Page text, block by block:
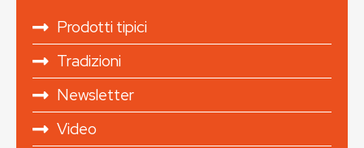
Prodotti tipici
Tradizioni
Newsletter
Video